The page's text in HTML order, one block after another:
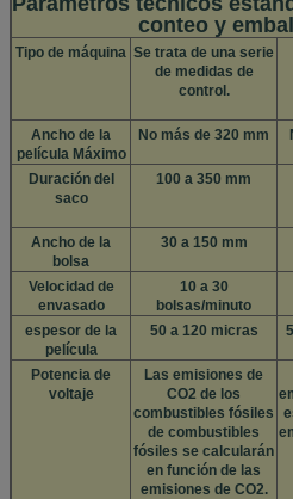
conteo y
Tipo de máquina Se trata de una serie
de medidas de
control.
Ancho de la
película Máximo
No más de 320 mm
Duración del
saco
100 a 350 mm
Ancho de la
bolsa
30 a 150 mm
Velocidad de
envasado
10 a 30
bolsas/minuto
espesor de la
película
50 a 120 micras
Potencia de
voltaje
Las emisiones de
CO2 de los
combustibles fósiles
de combustibles
fósiles se calcularán
en función de las
emisiones de CO2.